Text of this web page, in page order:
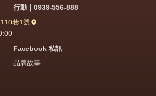
行動｜0939-556-888
巷1號
Facebook 私訊
品牌故事